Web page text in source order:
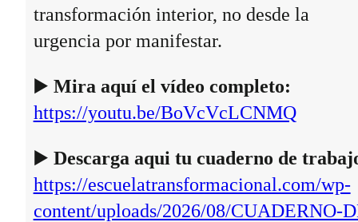
transformación interior, no desde la
urgencia por manifestar.
▶️ Mira aquí el vídeo completo:
https://youtu.be/BoVcVcLCNMQ
▶️ Descarga aqui tu cuaderno de
https://escuelatransformacional.com/wp-
content/uploads/2026/08/CUADERNO-